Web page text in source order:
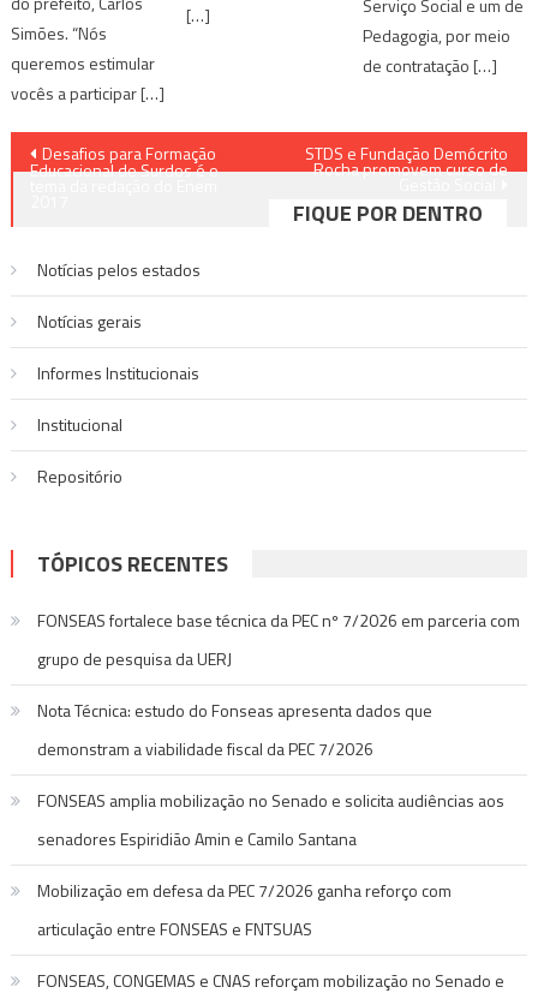
Simões. “Nós
queremos estimular
vocês a participar […]
[…]
Serviço Social e um de
Pedagogia, por meio
de contratação […]
Navegação
Desafios para Formação
Educacional de Surdos é o
STDS e Fundação Demócrito
Rocha promovem curso de
FIQUE POR DENTRO
Notícias pelos estados
Notí­cias gerais
Informes Institucionais
Institucional
Repositório
TÓPICOS RECENTES
FONSEAS fortalece base técnica da PEC nº 7/2026 em parceria com
grupo de pesquisa da UERJ
Nota Técnica: estudo do Fonseas apresenta dados que
demonstram a viabilidade fiscal da PEC 7/2026
FONSEAS amplia mobilização no Senado e solicita audiências aos
senadores Espiridião Amin e Camilo Santana
Mobilização em defesa da PEC 7/2026 ganha reforço com
articulação entre FONSEAS e FNTSUAS
FONSEAS, CONGEMAS e CNAS reforçam mobilização no Senado e